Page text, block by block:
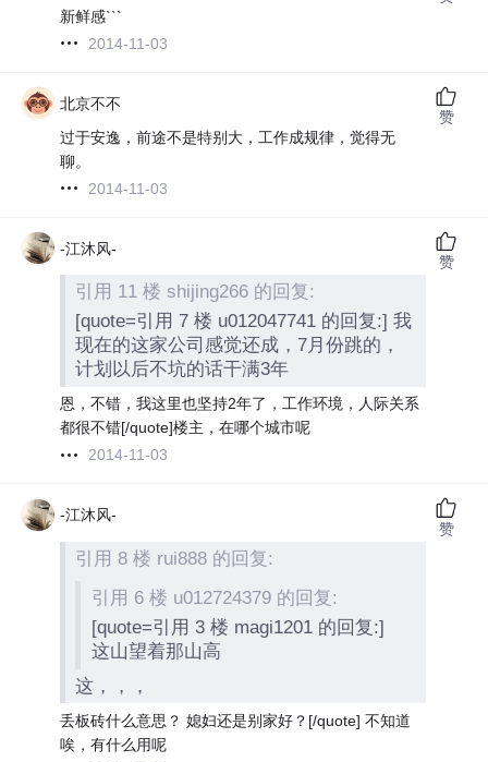
新鲜感```
2014-11-03
北京不不
过于安逸，前途不是特别大，工作成规律，觉得无
聊。
2014-11-03
赞
-江沐风-
引用 11 楼 shijing266 的回复:
[quote=引用 7 楼 u012047741 的回复:] 我
现在的这家公司感觉还成，7月份跳的，
计划以后不坑的话干满3年
恩，不错，我这里也坚持2年了，工作环境，人际关系
都很不错[/quote]楼主，在哪个城市呢
2014-11-03
赞
-江沐风-
引用 8 楼 rui888 的回复:
引用 6 楼 u012724379 的回复:
[quote=引用 3 楼 magi1201 的回复:]
这山望着那山高
这，，，
丢板砖什么意思？ 媳妇还是别家好？[/quote] 不知道
唉，有什么用呢
赞